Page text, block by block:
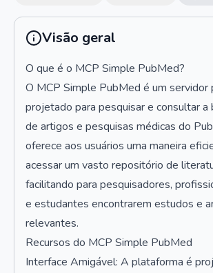
Visão geral
O que é o MCP Simple PubMed?
O MCP Simple PubMed é um servidor
projetado para pesquisar e consultar a
de artigos e pesquisas médicas do
oferece aos usuários uma maneira
acessar um vasto repositório de
facilitando para pesquisadores,
e estudantes encontrarem estudos e
relevantes.
Recursos do MCP Simple PubMed
Interface Amigável: A plataforma é